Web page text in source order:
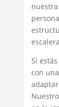
Si
con